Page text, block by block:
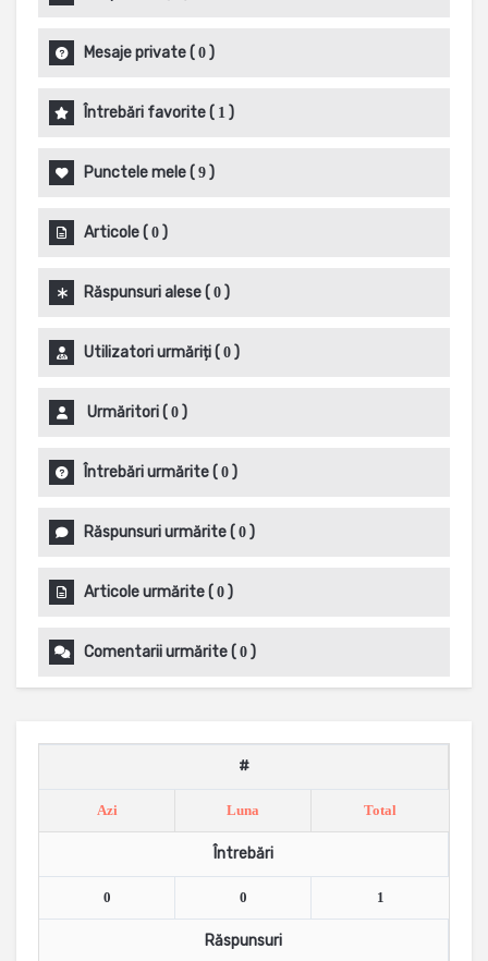
Mesaje private( 0 )
Întrebări favorite( 1 )
Punctele mele( 9 )
Articole( 0 )
Răspunsuri alese( 0 )
Utilizatori urmăriți( 0 )
Urmăritori( 0 )
Întrebări urmărite( 0 )
Răspunsuri urmărite( 0 )
Articole urmărite( 0 )
Comentarii urmărite( 0 )
#
Azi Luna Total
Întrebări
0 0 1
Răspunsuri